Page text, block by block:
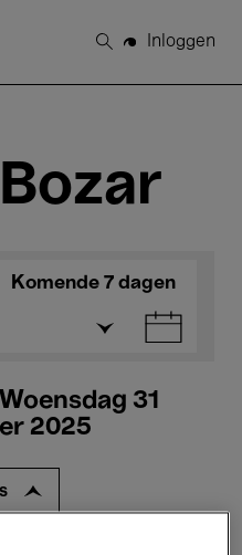
Zoeken
Inloggen
Komende 7 dagen
31
2025